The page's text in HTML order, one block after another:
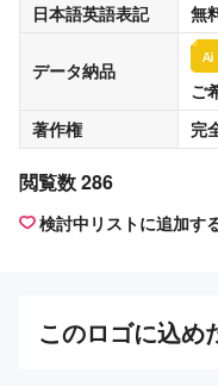
日本語英語表記
無
データ納品
ご
著作権
完
閲覧数 286
検討中リストに追加す
このロゴに込め